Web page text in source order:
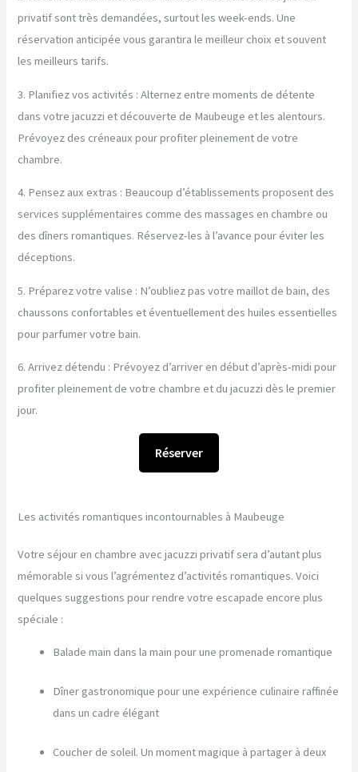
privatif sont très demandées, surtout les week-ends. Une
réservation anticipée vous garantira le meilleur choix et souvent
les meilleurs tarifs.
3. Planifiez vos activités : Alternez entre moments de détente
dans votre jacuzzi et découverte de Maubeuge et les alentours.
Prévoyez des créneaux pour profiter pleinement de votre
chambre.
4. Pensez aux extras : Beaucoup d’établissements proposent des
services supplémentaires comme des massages en chambre ou
des dîners romantiques. Réservez-les à l’avance pour éviter les
déceptions.
5. Préparez votre valise : N’oubliez pas votre maillot de bain, des
chaussons confortables et éventuellement des huiles essentielles
pour parfumer votre bain.
6. Arrivez détendu : Prévoyez d’arriver en début d’après-midi pour
profiter pleinement de votre chambre et du jacuzzi dès le premier
jour.
Réserver
Les activités romantiques incontournables à Maubeuge
Votre séjour en chambre avec jacuzzi privatif sera d’autant plus
mémorable si vous l’agrémentez d’activités romantiques. Voici
quelques suggestions pour rendre votre escapade encore plus
spéciale :
Balade main dans la main pour une promenade romantique
Dîner gastronomique pour une expérience culinaire raffinée
dans un cadre élégant
Coucher de soleil. Un moment magique à partager à deux